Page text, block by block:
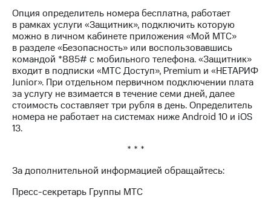
выкупа
акций
Дивиденды
Рынок
облигаций
Описание
Еврооблигации-2023
Уведомление
о
Регистратор
Опция определитель номера бесплатна, работает
в рамках услуги «Защитник», подключить которую
можно в личном кабинете приложения «Мой МТС»
в разделе «Безопасность» или воспользовавшись
командой *885# с мобильного телефона. «Защитник»
входит в подписки «МТС Доступ», Premium и «НЕТАРИФ
Junior». При отдельном первичном подключении плата
за услугу не взимается в течение семи дней, далее
стоимость составляет три рубля в день. Определитель
номера не работает на системах ниже Android 10 и iOS
13.
* * *
За дополнительной информацией обращайтесь:
Пресс-секретарь Группы МТС